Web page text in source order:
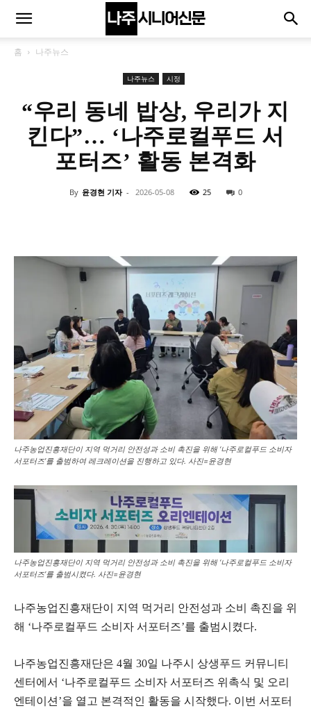
홈 나주뉴스
나주뉴스 시정
“우리 동네 밥상, 우리가 지
킨다”… ‘나주로컬푸드 서
포터즈’ 활동 본격화
By 윤경현 기자 - 2026-05-08 25 0
나주농업진흥재단이 지역 먹거리 안전성과 소비 촉진을 위해 ‘나주로컬푸드 소비자
서포터즈’를 출범하여 레크레이션을 진행하고 있다. 사진=윤경현
나주농업진흥재단이 지역 먹거리 안전성과 소비 촉진을 위해 ‘나주로컬푸드 소비자
서포터즈’를 출범시켰다. 사진=윤경현
나주농업진흥재단이 지역 먹거리 안전성과 소비 촉진을 위
해 ‘나주로컬푸드 소비자 서포터즈’를 출범시켰다.
나주농업진흥재단은 4월 30일 나주시 상생푸드 커뮤니티
센터에서 ‘나주로컬푸드 소비자 서포터즈 위촉식 및 오리
엔테이션’을 열고 본격적인 활동을 시작했다. 이번 서포터